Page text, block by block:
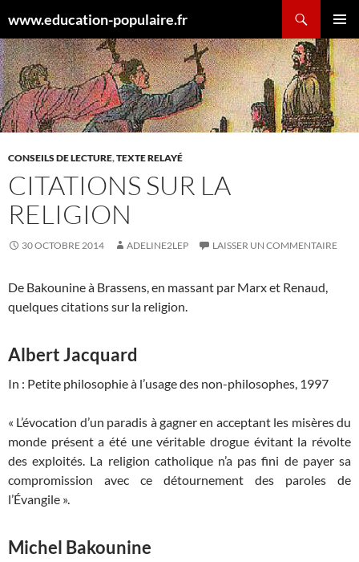
au
contenu
www.education-populaire.fr
MENU
CONSEILS DE LECTURE,TEXTE RELAYÉ
CITATIONS SUR LA
RELIGION
30 OCTOBRE 2014 ADELINE2LEP LAISSER UN COMMENTAIRE
De Bakounine à Brassens, en massant par Marx et Renaud,
quelques citations sur la religion.
Albert Jacquard
In : Petite philosophie à l’usage des non-philosophes, 1997
« L’évocation d’un paradis à gagner en acceptant les misères du
monde présent a été une véritable drogue évitant la révolte
des exploités. La religion catholique n’a pas fini de payer sa
compromission avec ce détournement des paroles de
l’Évangile ».
Michel Bakounine